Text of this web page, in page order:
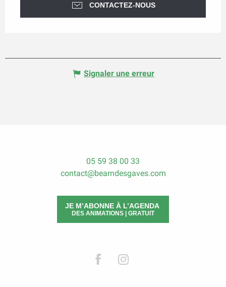
CONTACTEZ-NOUS
Signaler une erreur
05 59 38 00 33
contact@bearndesgaves.com
JE M’ABONNE À L’AGENDA
DES ANIMATIONS | GRATUIT